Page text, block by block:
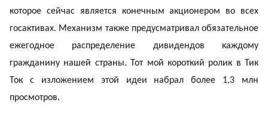
которое сейчас является конечным акционером во всех
госактивах. Механизм также предусматривал обязательное
ежегодное распределение дивидендов каждому
гражданину нашей страны. Тот мой короткий ролик в Тик
Ток с изложением этой идеи набрал более 1,3 млн
просмотров.